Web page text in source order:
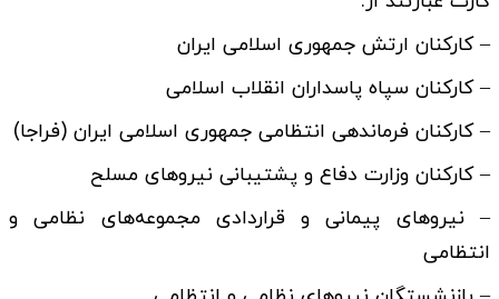
– کارکنان ارتش جمهوری اسلامی ایران
– کارکنان سپاه پاسداران انقلاب اسلامی
– کارکنان فرماندهی انتظامی جمهوری اسلامی ایران (فراجا)
– کارکنان وزارت دفاع و پشتیبانی نیروهای مسلح
– نیروهای پیمانی و قراردادی مجموعه‌های نظامی و
انتظامی